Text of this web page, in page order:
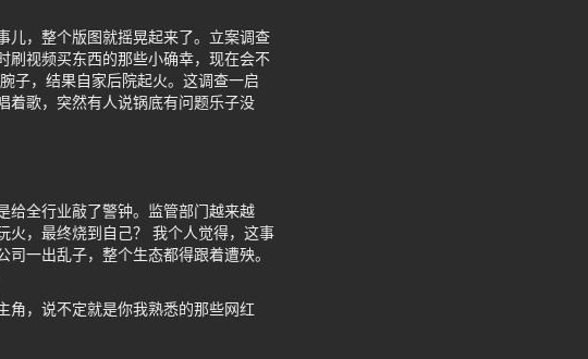
儿，整个版图就摇晃起来了。立案调查
刷视频买东西的那些小确幸，现在会不
子，结果自家后院起火。这调查一启
着歌，突然有人说锅底有问题乐子没
给全行业敲了警钟。监管部门越来越
火，最终烧到自己？ 我个人觉得，这事
一出乱子，整个生态都得跟着遭殃。
角，说不定就是你我熟悉的那些网红